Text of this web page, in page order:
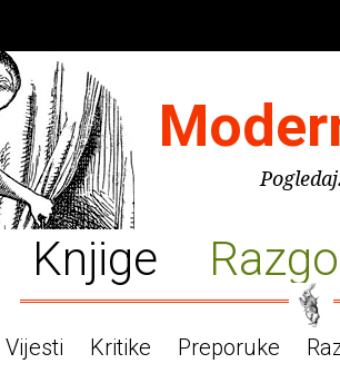
Knjige
Vijesti Kritike Preporuke